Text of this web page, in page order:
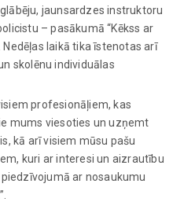
jaunsardzes instruktoru
– pasākumā “Kēkss ar
laikā tika īstenotas arī
skolēnu individuālas
profesionāļiem, kas
mums viesoties un uzņemt
kā arī visiem mūsu pašu
kuri ar interesi un aizrautību
ar nosaukumu